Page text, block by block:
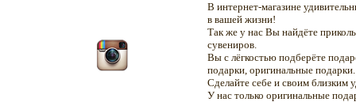
В интернет-магазине
в вашей жизни!
Так же у нас Вы найдёте
сувениров.
Вы с лёгкостью подберёте
подарки, оригинальные подарки.
Сделайте себе и своим близким
У нас только оригинальные